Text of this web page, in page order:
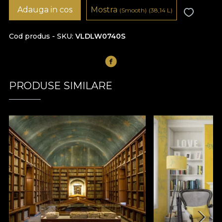
Cod produs - SKU VLDLW0740S
Adauga in cos Mostra (Smooth) (38,14 L )
PRODUSE SIMILARE